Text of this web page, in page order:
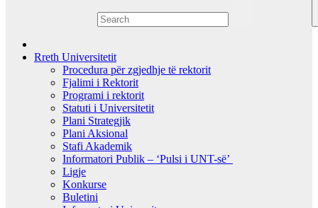
Rreth Universitetit
Procedura për zgjedhje të rektorit
Fjalimi i Rektorit
Programi i rektorit
Statuti i Universitetit
Plani Strategjik
Plani Aksional
Stafi Akademik
Informatori Publik – ‘Pulsi i UNT-së’
Ligje
Konkurse
Buletini